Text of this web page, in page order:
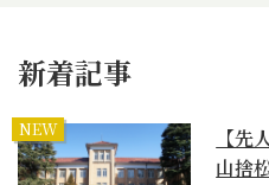
新着記事
NEW
【
山捨